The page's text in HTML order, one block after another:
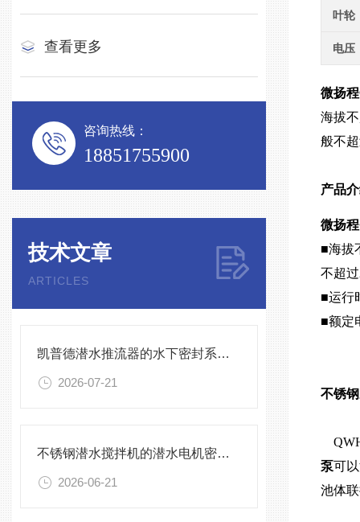
查看更多
咨询热线：
18851755900
技术文章
ARTICLES
凯普德潜水推流器的水下密封系统维护全流程指南说明
2026-07-21
不锈钢潜水搅拌机的潜水电机密封与泄漏保护
2026-06-21
叶轮
电压
微扬
海拔
般不
产品
微扬
■海拔
不超
■运行
■额定
不锈
泵可
池体